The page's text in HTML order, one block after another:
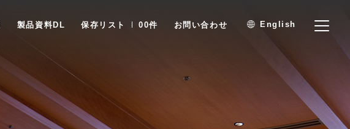
製品資料DL 保存リスト 00件 お問い合わせ English